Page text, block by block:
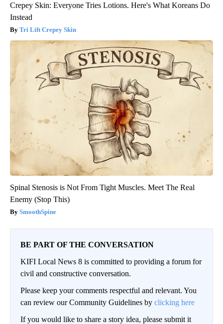
Crepey Skin: Everyone Tries Lotions. Here's What Koreans Do
Instead
Tri Lift Crepey Skin
Spinal Stenosis is Not From Tight Muscles. Meet The Real
Enemy (Stop This)
SmoothSpine
BE PART OF THE CONVERSATION
KIFI Local News 8 is committed to providing a forum for
civil and constructive conversation.
Please keep your comments respectful and relevant. You
can review our Community Guidelines by clicking here
If you would like to share a story idea, please submit it